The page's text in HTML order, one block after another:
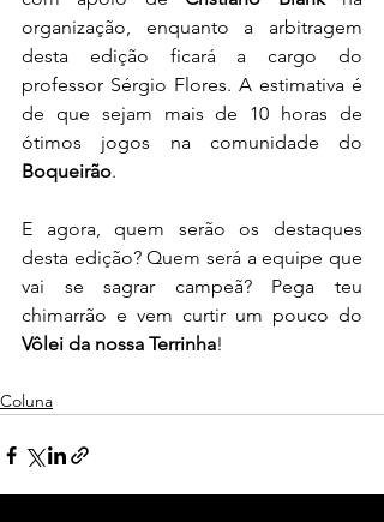
organização, enquanto a arbitragem
desta edição ficará a cargo do
professor Sérgio Flores. A estimativa é
de que sejam mais de 10 horas de
Boqueirão.
E agora, quem serão os destaques
desta edição? Quem será a equipe que
vai se sagrar campeã? Pega teu
Vôlei da nossa Terrinha!
Coluna